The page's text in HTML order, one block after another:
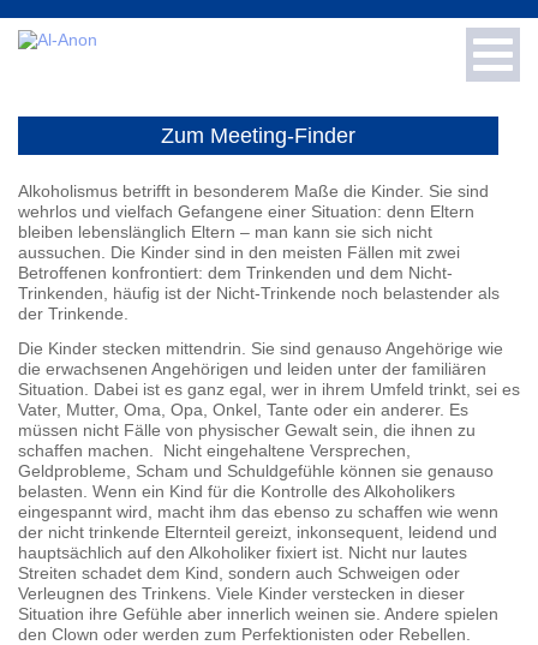
Für Fachleute
Info & Presse
Spenden
Literatur-Shop
Häufige Fragen
Zum Meeting-Finder
Alkoholismus betrifft in besonderem Maße die Kinder. Sie sind
wehrlos und vielfach Gefangene einer Situation: denn Eltern
bleiben lebenslänglich Eltern – man kann sie sich nicht
aussuchen. Die Kinder sind in den meisten Fällen mit zwei
Betroffenen konfrontiert: dem Trinkenden und dem Nicht-
Trinkenden, häufig ist der Nicht-Trinkende noch belastender als
der Trinkende.
Die Kinder stecken mittendrin. Sie sind genauso Angehörige wie
die erwachsenen Angehörigen und leiden unter der familiären
Situation. Dabei ist es ganz egal, wer in ihrem Umfeld trinkt, sei es
Vater, Mutter, Oma, Opa, Onkel, Tante oder ein anderer. Es
müssen nicht Fälle von physischer Gewalt sein, die ihnen zu
schaffen machen. Nicht eingehaltene Versprechen,
Geldprobleme, Scham und Schuldgefühle können sie genauso
belasten. Wenn ein Kind für die Kontrolle des Alkoholikers
eingespannt wird, macht ihm das ebenso zu schaffen wie wenn
der nicht trinkende Elternteil gereizt, inkonsequent, leidend und
hauptsächlich auf den Alkoholiker fixiert ist. Nicht nur lautes
Streiten schadet dem Kind, sondern auch Schweigen oder
Verleugnen des Trinkens. Viele Kinder verstecken in dieser
Situation ihre Gefühle aber innerlich weinen sie. Andere spielen
den Clown oder werden zum Perfektionisten oder Rebellen.